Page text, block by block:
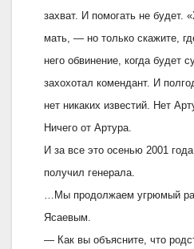
захват. И помогать не
мать, — но только скажите,
него обвинение, когда
захохотал комендант. И
нет никаких известий. Нет
Ничего от Артура.
И за все это осенью 2001
получил генерала.
…Мы продолжаем угрюмый
Ясаевым.
— Как вы объясните, что